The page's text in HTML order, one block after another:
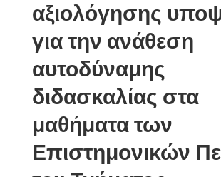
αξιολόγησης
για την ανάθεση
αυτοδύναμης
διδασκαλίας στα
μαθήματα των
Επιστημονικών